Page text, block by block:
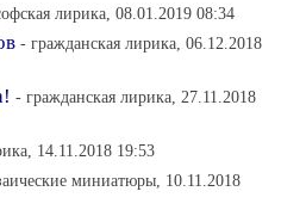
лирика, 08.01.2019 08:34
- гражданская лирика, 06.12.2018
- гражданская лирика, 27.11.2018
14.11.2018 19:53
миниатюры, 10.11.2018